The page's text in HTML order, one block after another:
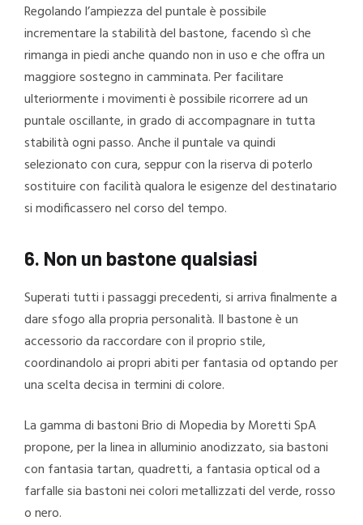
Regolando l’ampiezza del puntale è possibile
incrementare la stabilità del bastone, facendo sì che
rimanga in piedi anche quando non in uso e che offra un
maggiore sostegno in camminata. Per facilitare
ulteriormente i movimenti è possibile ricorrere ad un
puntale oscillante, in grado di accompagnare in tutta
stabilità ogni passo. Anche il puntale va quindi
selezionato con cura, seppur con la riserva di poterlo
sostituire con facilità qualora le esigenze del destinatario
si modificassero nel corso del tempo.
6. Non un bastone qualsiasi
Superati tutti i passaggi precedenti, si arriva finalmente a
dare sfogo alla propria personalità. Il bastone è un
accessorio da raccordare con il proprio stile,
coordinandolo ai propri abiti per fantasia od optando per
una scelta decisa in termini di colore.
La gamma di bastoni Brio di Mopedia by Moretti SpA
propone, per la linea in alluminio anodizzato, sia bastoni
con fantasia tartan, quadretti, a fantasia optical od a
farfalle sia bastoni nei colori metallizzati del verde, rosso
o nero.